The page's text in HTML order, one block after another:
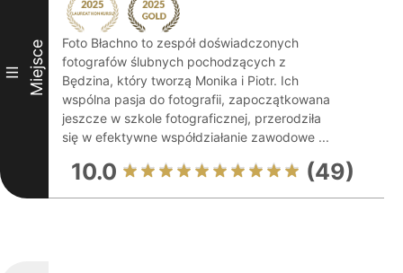
III Miejsce
Foto Błachno to zespół doświadczonych
fotografów ślubnych pochodzących z
Będzina, który tworzą Monika i Piotr. Ich
wspólna pasja do fotografii, zapoczątkowana
jeszcze w szkole fotograficznej, przerodziła
się w efektywne współdziałanie zawodowe ...
10.0 (49)